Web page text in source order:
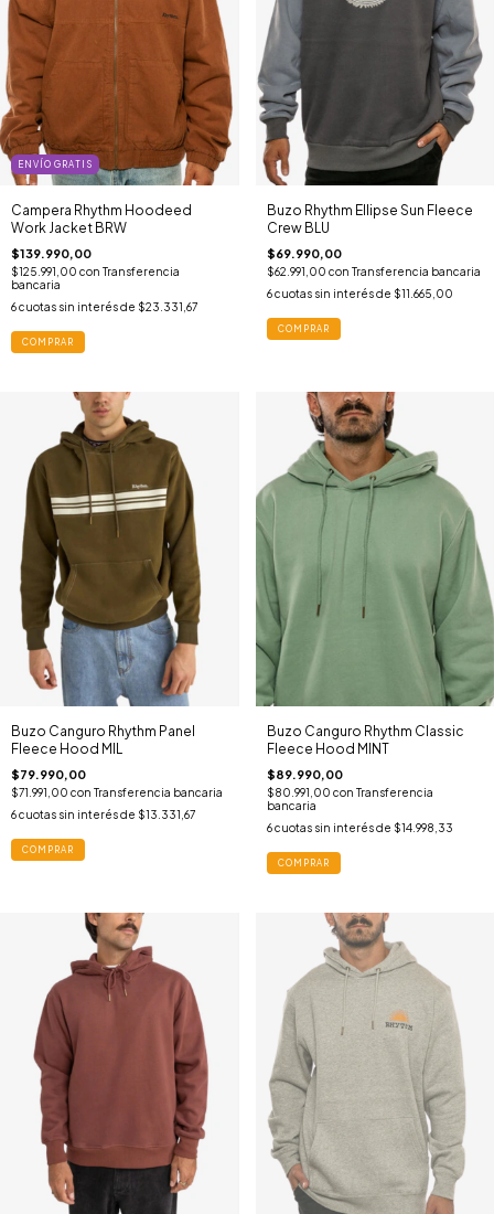
ENVÍO GRATIS
Campera Rhythm Hoodeed
Work Jacket BRW
$139.990,00
$125.991,00 con Transferencia
bancaria
6cuotas sin interés de $23.331,67
COMPRAR
Buzo Rhythm Ellipse Sun Fleece
Crew BLU
$69.990,00
$62.991,00 con Transferencia bancaria
6 cuotas sin interés de $11.665,00
COMPRAR
Buzo Canguro Rhythm Panel
Fleece Hood MIL
$79.990,00
$71.991,00 con Transferencia bancaria
6cuotas sin interés de $13.331,67
COMPRAR
Buzo Canguro Rhythm Classic
Fleece Hood MINT
$89.990,00
$80.991,00 con Transferencia
bancaria
6 cuotas sin interés de $14.998,33
COMPRAR